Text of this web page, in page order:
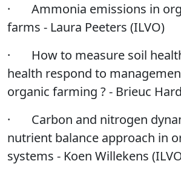
· Ammonia emissions in
farms - Laura Peeters (ILVO)
· How to measure soil
health respond to
organic farming ? - Brieuc
· Carbon and nitrogen
nutrient balance approach in
systems - Koen Willekens